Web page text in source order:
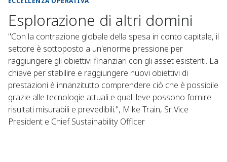
Esplorazione di altri domini
"Con la contrazione globale della spesa in conto capitale, il
settore è sottoposto a un'enorme pressione per
raggiungere gli obiettivi finanziari con gli asset esistenti. La
chiave per stabilire e raggiungere nuovi obiettivi di
prestazioni è innanzitutto comprendere ciò che è possibile
grazie alle tecnologie attuali e quali leve possono fornire
risultati misurabili e prevedibili.", Mike Train, Sr. Vice
President e Chief Sustainability Officer